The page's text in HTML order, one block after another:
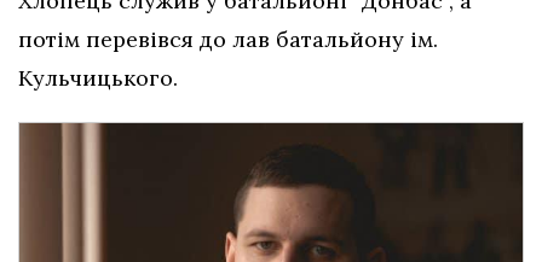
потім перевівся до лав батальйону ім.
Кульчицького.